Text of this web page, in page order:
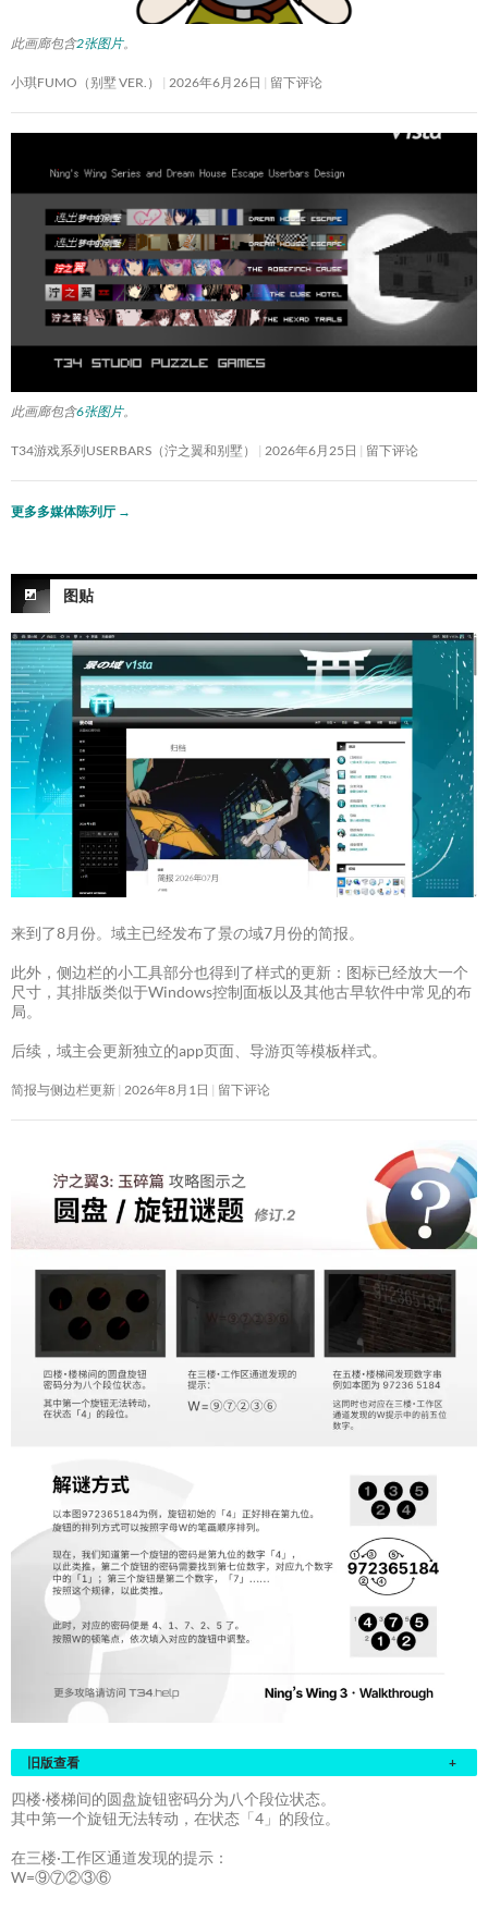
此画廊包含2张图片。
小琪FUMO（别墅 VER.） 2026年6月26日 留下评论
此画廊包含6张图片。
T34游戏系列USERBARS（泞之翼和别墅） 2026年6月25日 留下评论
更多多媒体陈列厅 →
图贴
来到了8月份。域主已经发布了景の域7月份的简报。
此外，侧边栏的小工具部分也得到了样式的更新：图标已经放大一个
尺寸，其排版类似于Windows控制面板以及其他古早软件中常见的布
局。
后续，域主会更新独立的app页面、导游页等模板样式。
简报与侧边栏更新 2026年8月1日 留下评论
旧版查看 +
四楼·楼梯间的圆盘旋钮密码分为八个段位状态。
其中第一个旋钮无法转动，在状态「4」的段位。
在三楼·工作区通道发现的提示：
W=⑨⑦②③⑥